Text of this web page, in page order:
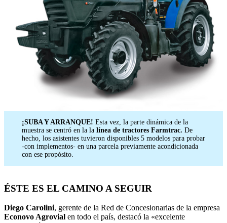
¡SUBA Y ARRANQUE! Esta vez, la parte dinámica de la
muestra se centró en la la línea de tractores Farmtrac. De
hecho, los asistentes tuvieron disponibles 5 modelos para probar
-con implementos- en una parcela previamente acondicionada
con ese propósito.
ÉSTE ES EL CAMINO A SEGUIR
Diego Carolini, gerente de la Red de Concesionarias de la empresa
Econovo Agrovial en todo el país, destacó la «excelente